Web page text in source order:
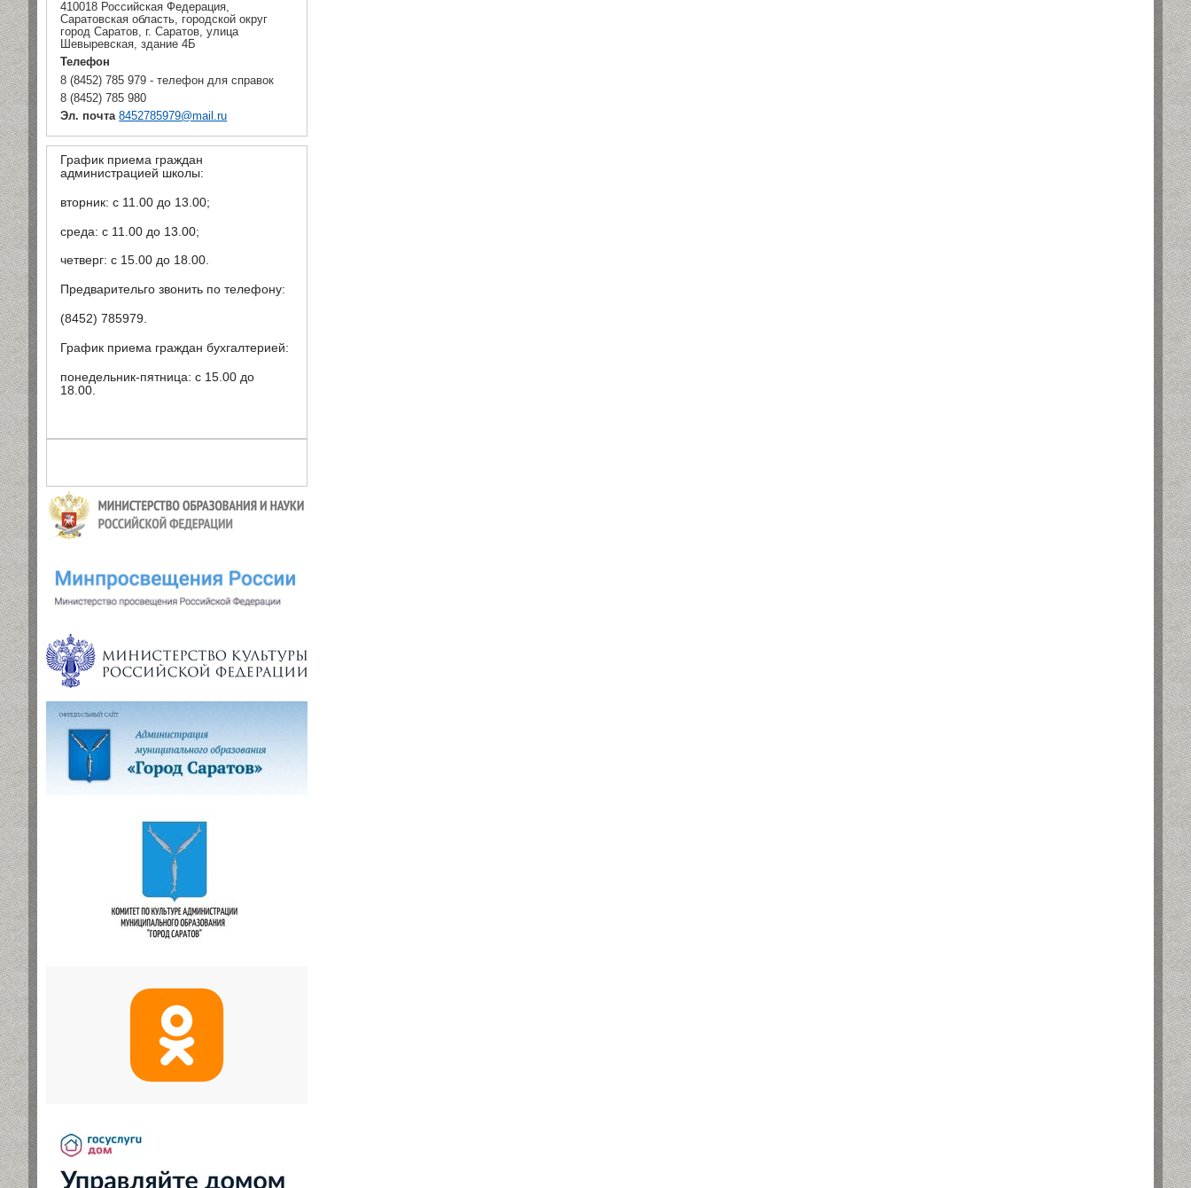
410018 Российская Федерация,
Саратовская область, городской округ
город Саратов, г. Саратов, улица
Шевыревская, здание 4Б
Телефон
8 (8452) 785 979 - телефон для справок
8 (8452) 785 980
Эл. почта 8452785979@mail.ru
График приема граждан
администрацией школы:
вторник: с 11.00 до 13.00;
среда: с 11.00 до 13.00;
четверг: с 15.00 до 18.00.
Предварительго звонить по телефону:
(8452) 785979.
График приема граждан бухгалтерией:
понедельник-пятница: с 15.00 до
18.00.